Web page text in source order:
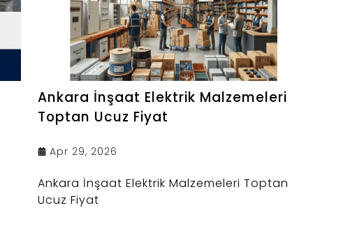
Ankara İnşaat Elektrik Malzemeleri
Toptan Ucuz Fiyat
Apr 29, 2026
Ankara İnşaat Elektrik Malzemeleri Toptan
Ucuz Fiyat